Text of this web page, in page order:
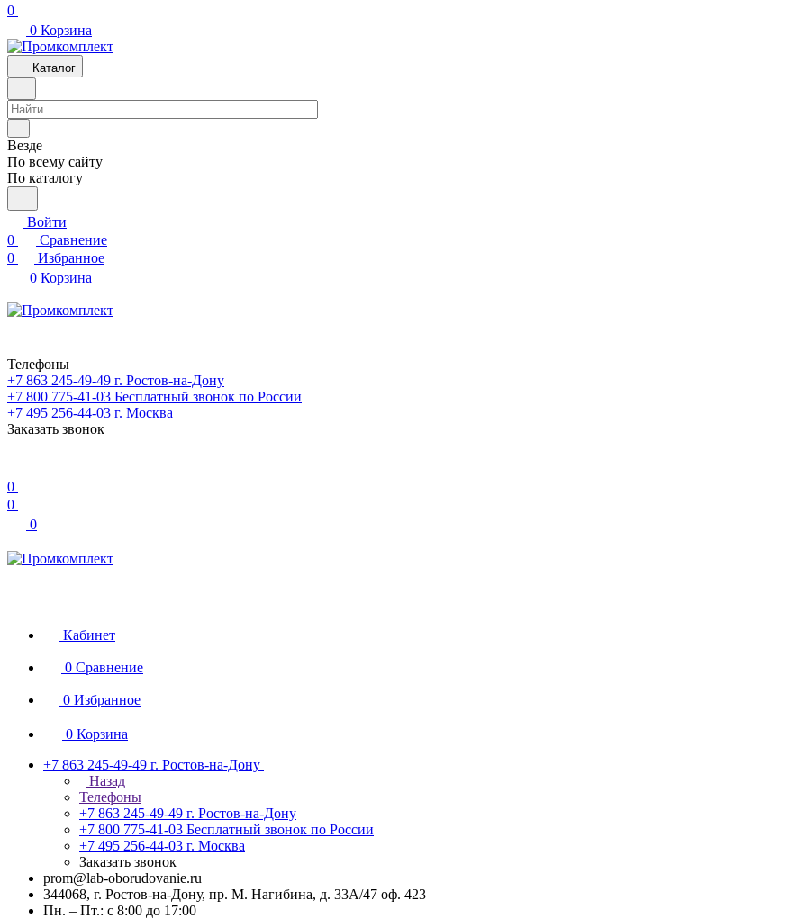
0
0 Корзина
Каталог
Везде
По всему сайту
По каталогу
Войти
0
Сравнение
0
Избранное
0 Корзина
Телефоны
+7 863 245-49-49 г. Ростов-на-Дону
+7 800 775-41-03 Бесплатный звонок по России
+7 495 256-44-03 г. Москва
Заказать звонок
0
0
0
Кабинет
0 Сравнение
0 Избранное
0 Корзина
+7 863 245-49-49 г. Ростов-на-Дону
Назад
Телефоны
+7 863 245-49-49 г. Ростов-на-Дону
+7 800 775-41-03 Бесплатный звонок по России
+7 495 256-44-03 г. Москва
Заказать звонок
prom@lab-oborudovanie.ru
344068, г. Ростов-на-Дону, пр. М. Нагибина, д. 33А/47 оф. 423
Пн. – Пт.: с 8:00 до 17:00